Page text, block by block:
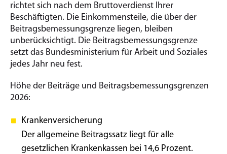
richtet sich nach dem Bruttoverdienst Ihrer
Beschäftigten. Die Einkommensteile, die über der
Beitragsbemessungsgrenze liegen, bleiben
unberücksichtigt. Die Beitragsbemessungsgrenze
setzt das Bundesministerium für Arbeit und Soziales
jedes Jahr neu fest.
Höhe der Beiträge und Beitragsbemessungsgrenzen
2026:
Krankenversicherung
Der allgemeine Beitragssatz liegt für alle
gesetzlichen Krankenkassen bei 14,6 Prozent.